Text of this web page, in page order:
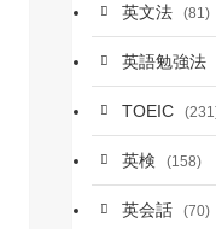
英文法 (81)
英語勉強法
TOEIC
英検 (158)
英会話 (70)